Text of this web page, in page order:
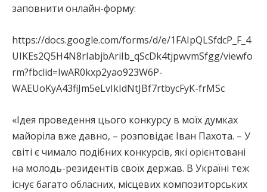
заповнити онлайн-форму:
https://docs.google.com/forms/d/e/1FAIpQLSfdcP_F_4
UIKEs2Q5H4N8rIabjbAriIb_qScDk4tjpwvmSfgg/viewfo
rm?fbclid=IwAR0kxp2yao923W6P-
WAEUoKyA43fiJm5eLvIkIdNtJBf7rtbycFyK-frMSc
«Ідея проведення цього конкурсу в моїх думках
майоріла вже давно, – розповідає Іван Пахота. – У
світі є чимало подібних конкурсів, які орієнтовані
на молодь-резидентів своїх держав. В Україні теж
існує багато обласних, місцевих композиторських